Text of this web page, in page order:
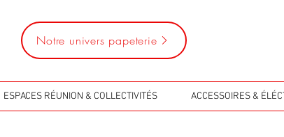
Notre univers papeterie
ESPACES RÉUNION & COLLECTIVITÉS ACCESSOIRES &